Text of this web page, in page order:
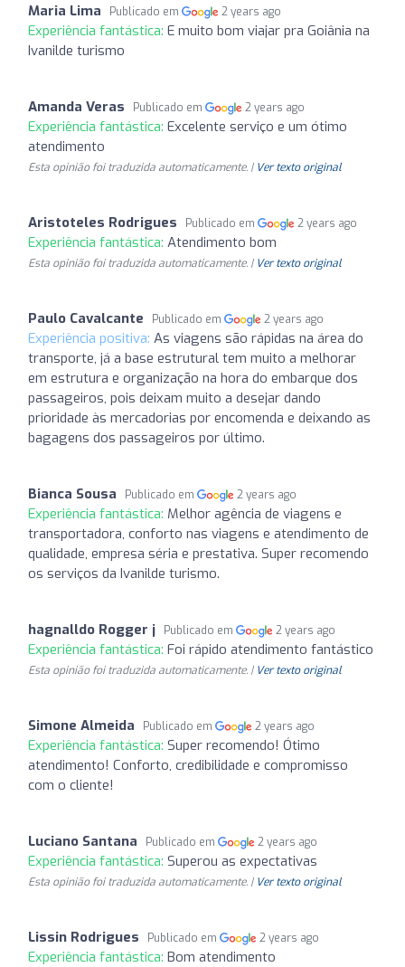
Maria Lima Publicado em 2 years ago
Experiência fantástica: E muito bom viajar pra Goiânia na
Ivanilde turismo
Amanda Veras Publicado em 2 years ago
Experiência fantástica: Excelente serviço e um ótimo
atendimento
Esta opinião foi traduzida automaticamente. | Ver texto original
Aristoteles Rodrigues Publicado em 2 years ago
Experiência fantástica: Atendimento bom
Esta opinião foi traduzida automaticamente. | Ver texto original
Paulo Cavalcante Publicado em 2 years ago
Experiência positiva: As viagens são rápidas na área do
transporte, já a base estrutural tem muito a melhorar
em estrutura e organização na hora do embarque dos
passageiros, pois deixam muito a desejar dando
prioridade às mercadorias por encomenda e deixando as
bagagens dos passageiros por último.
Bianca Sousa Publicado em 2 years ago
Experiência fantástica: Melhor agência de viagens e
transportadora, conforto nas viagens e atendimento de
qualidade, empresa séria e prestativa. Super recomendo
os serviços da Ivanilde turismo.
hagnalldo Rogger j Publicado em 2 years ago
Experiência fantástica: Foi rápido atendimento fantástico
Esta opinião foi traduzida automaticamente. | Ver texto original
Simone Almeida Publicado em 2 years ago
Experiência fantástica: Super recomendo! Ótimo
atendimento! Conforto, credibilidade e compromisso
com o cliente!
Luciano Santana Publicado em 2 years ago
Experiência fantástica: Superou as expectativas
Esta opinião foi traduzida automaticamente. | Ver texto original
Lissin Rodrigues Publicado em 2 years ago
Experiência fantástica: Bom atendimento